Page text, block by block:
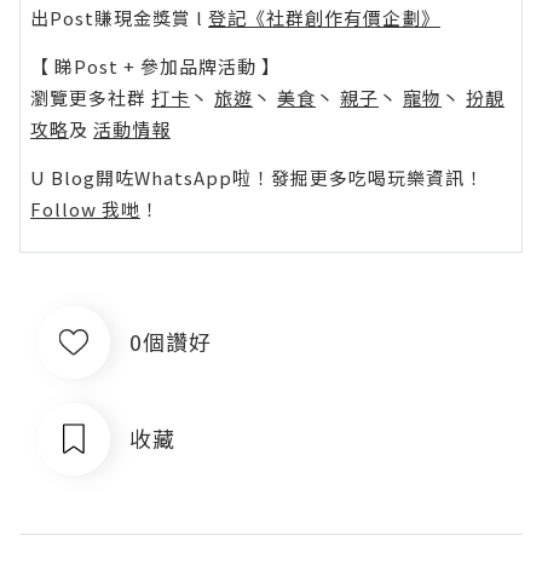
出Post賺現金獎賞 l 登記《社群創作有價企劃》
【 睇Post + 參加品牌活動 】
瀏覽更多社群 打卡 丶 旅遊 丶 美食 丶 親子 丶 寵物 丶 扮靚
攻略及 活動情報
U Blog開咗WhatsApp啦！發掘更多吃喝玩樂資訊！
Follow 我哋 ！
0個讚好
收藏